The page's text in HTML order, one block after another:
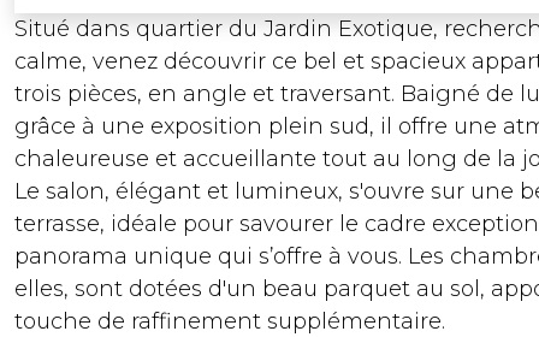
Situé dans quartier du Jardin Exotique,
calme, venez découvrir ce bel et spacieux
trois pièces, en angle et traversant. Baigné de
grâce à une exposition plein sud, il offre une
chaleureuse et accueillante tout au long de la
Le salon, élégant et lumineux, s'ouvre sur une
terrasse, idéale pour savourer le cadre
panorama unique qui s’offre à vous. Les
elles, sont dotées d'un beau parquet au sol,
touche de raffinement supplémentaire.